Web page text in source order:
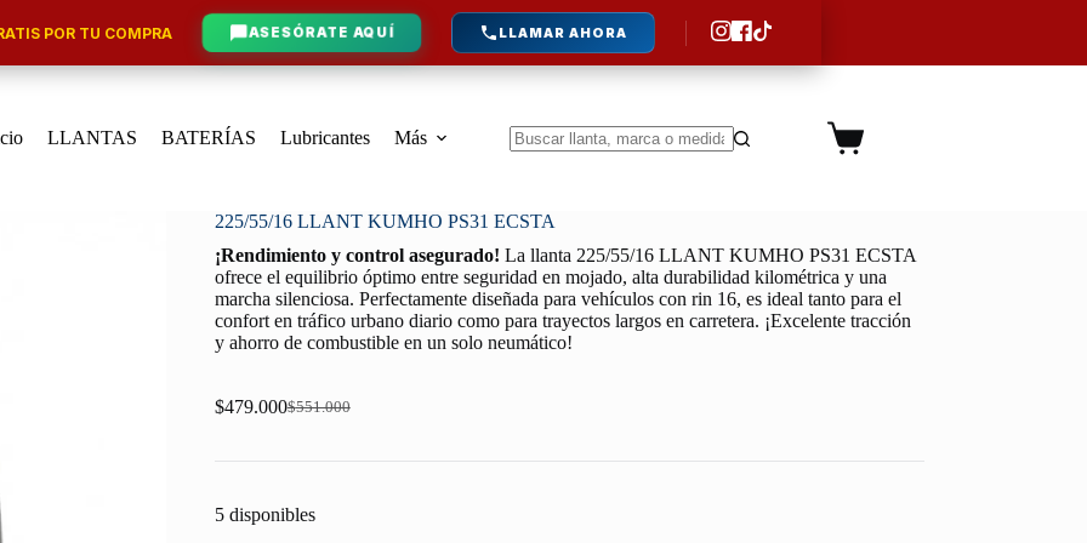
POR TU COMPRA ASESÓRATE AQUÍ LLAMAR AHORA
LLANTAS BATERÍAS Lubricantes
Más
Carro
225/55/16 LLANT KUMHO PS31 ECSTA
¡Rendimiento y control asegurado! La llanta 225/55/16 LLANT KUMHO PS31 ECSTA
ofrece el equilibrio óptimo entre seguridad en mojado, alta durabilidad kilométrica y una
marcha silenciosa. Perfectamente diseñada para vehículos con rin 16, es ideal tanto para el
confort en tráfico urbano diario como para trayectos largos en carretera. ¡Excelente tracción
y ahorro de combustible en un solo neumático!
$551.000
Original
was:
$479.000Current
is:
5 disponibles